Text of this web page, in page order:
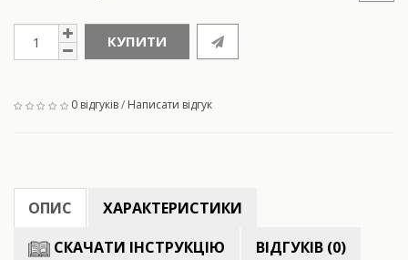
КУПИТИ
0 відгуків/ Написати відгук
ОПИС
ХАРАКТЕРИСТИКИ
СКАЧАТИ ІНСТРУКЦІЮ
ВІДГУКІВ (0)